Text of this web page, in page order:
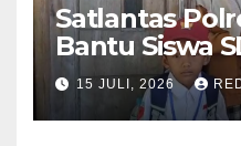
Satlantas
Bantu Siswa
Saat Pulang
Langsung
Orang Tua
15 JULI, 2026